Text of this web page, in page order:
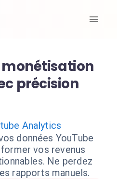
précision
Analytics
données YouTube
vos revenus
Ne perdez
rapports manuels.